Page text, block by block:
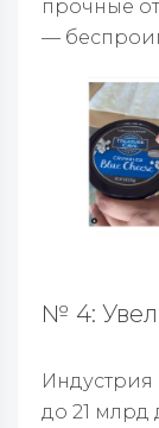
прочные
—
№ 4:
Индустрия
до 21 млрд